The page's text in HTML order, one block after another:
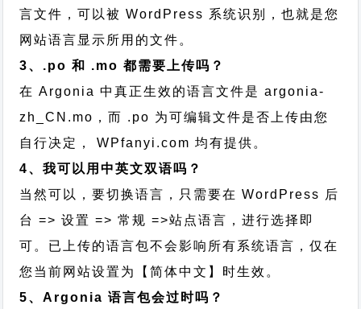
言文件，可以被 WordPress 系统识别，也就是您
网站语言显示所用的文件。
3、.po 和 .mo 都需要上传吗？
在 Argonia 中真正生效的语言文件是 argonia-
zh_CN.mo，而 .po 为可编辑文件是否上传由您
自行决定， WPfanyi.com 均有提供。
4、我可以用中英文双语吗？
当然可以，要切换语言，只需要在 WordPress 后
台 => 设置 => 常规 =>站点语言，进行选择即
可。已上传的语言包不会影响所有系统语言，仅在
您当前网站设置为【简体中文】时生效。
5、Argonia 语言包会过时吗？